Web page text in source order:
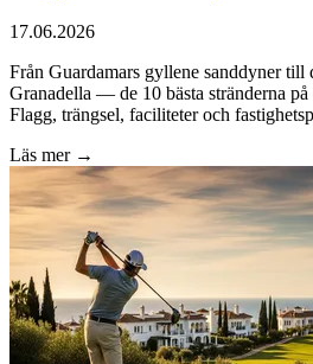
17.06.2026
Från Guardamars gyllene sanddyner till
Granadella — de 10 bästa stränderna
Flagg, trängsel, faciliteter och
Läs mer →